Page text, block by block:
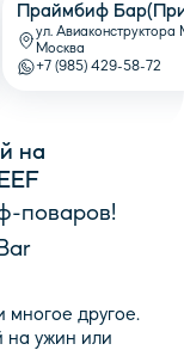
Праймбиф
ул. Авиаконструктора
Москва
+7 (985) 429-58-72
на
поваров!
многое другое.
на ужин или